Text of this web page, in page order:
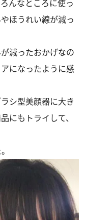
んなところに使っ
ほうれい線が減っ
減ったおかげなの
になったように感
シ型美顔器に大き
にもトライして、